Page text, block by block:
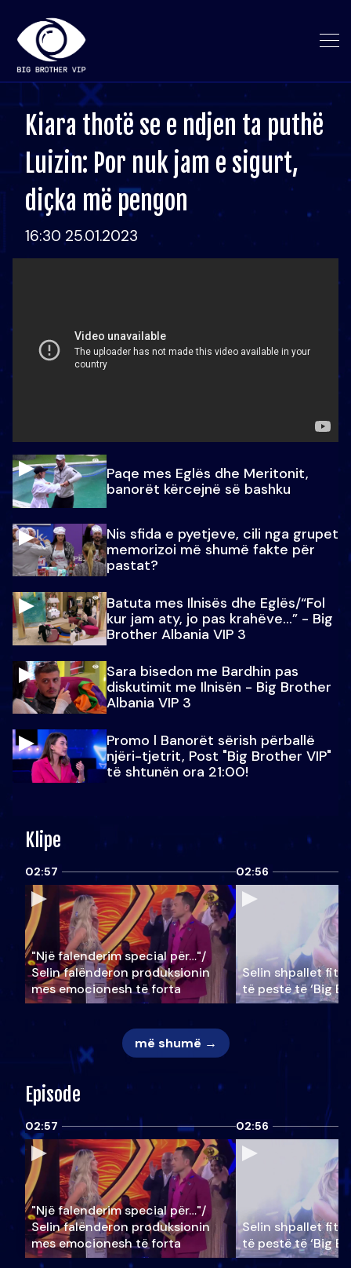
Kiara thotë se e ndjen ta puthë
Luizin: Por nuk jam e sigurt,
diçka më pengon
16:30 25.01.2023
Paqe mes Eglës dhe Meritonit,
banorët kërcejnë së bashku
Nis sfida e pyetjeve, cili nga grupet
memorizoi më shumë fakte për
pastat?
Batuta mes Ilnisës dhe Eglës/“Fol
kur jam aty, jo pas krahëve…” - Big
Brother Albania VIP 3
Sara bisedon me Bardhin pas
diskutimit me Ilnisën - Big Brother
Albania VIP 3
Promo l Banorët sërish përballë
njëri-tjetrit, Post "Big Brother VIP"
të shtunën ora 21:00!
Klipe
02:57
"Një falenderim special për…"/
Selin falënderon produksionin
mes emocionesh të forta
02:56
Selin shpallet
të pestë të ‘Big
më shumë →
Episode
02:57
"Një falenderim special për…"/
Selin falënderon produksionin
mes emocionesh të forta
02:56
Selin shpallet
të pestë të ‘Big